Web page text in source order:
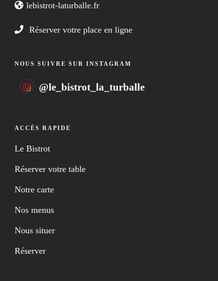
lebistrot-laturballe.fr
Réserver votre place en ligne
NOUS SUIVRE SUR INSTAGRAM
@le_bistrot_la_turballe
ACCÈS RAPIDE
Le Bistrot
Réserver votre table
Notre carte
Nos menus
Nous situer
Réserver